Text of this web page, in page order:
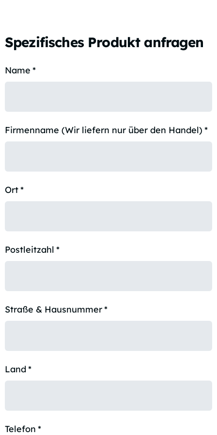
Spezifisches Produkt anfragen
Name *
Firmenname (Wir liefern nur über den Handel) *
Ort*
Postleitzahl *
Straße & Hausnummer*
Land*
Telefon *